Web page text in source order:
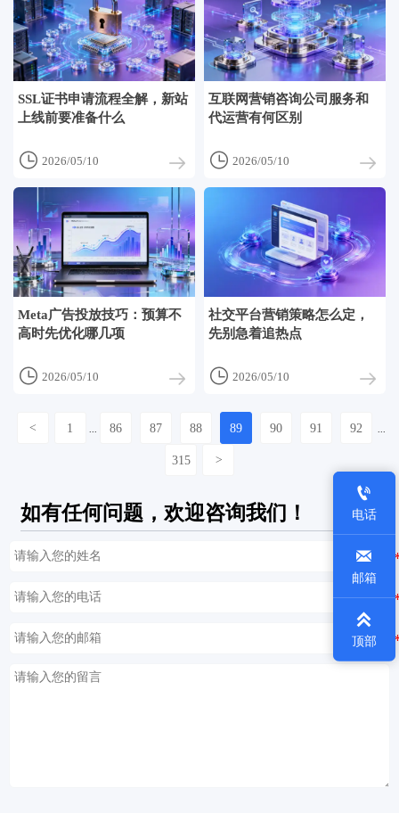
SSL证书申请流程全解，新站
上线前要准备什么
 2026/05/10
互联网营销咨询公司服务和
代运营有何区别
 2026/05/10
Meta广告投放技巧：预算不
高时先优化哪几项
 2026/05/10
社交平台营销策略怎么定，
先别急着追热点
 2026/05/10
< 1 86 87 88 89 90 91 92
315 >
如有任何问题，欢迎咨询我们！

电话

邮箱

顶部